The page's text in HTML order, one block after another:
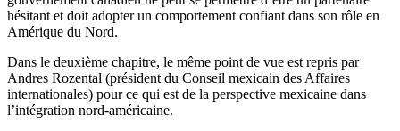
hésitant et doit adopter un comportement confiant dans son rôle en
Amérique du Nord.
Dans le deuxième chapitre, le même point de vue est repris par
Andres Rozental (président du Conseil mexicain des Affaires
internationales) pour ce qui est de la perspective mexicaine dans
l’intégration nord-américaine.